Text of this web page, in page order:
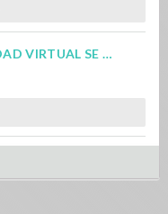
PRONTO LA REALIDAD VIRTUAL SE CONVERTIRÁ EN EL FUTURO DE LOS VIDEOJUEGOS